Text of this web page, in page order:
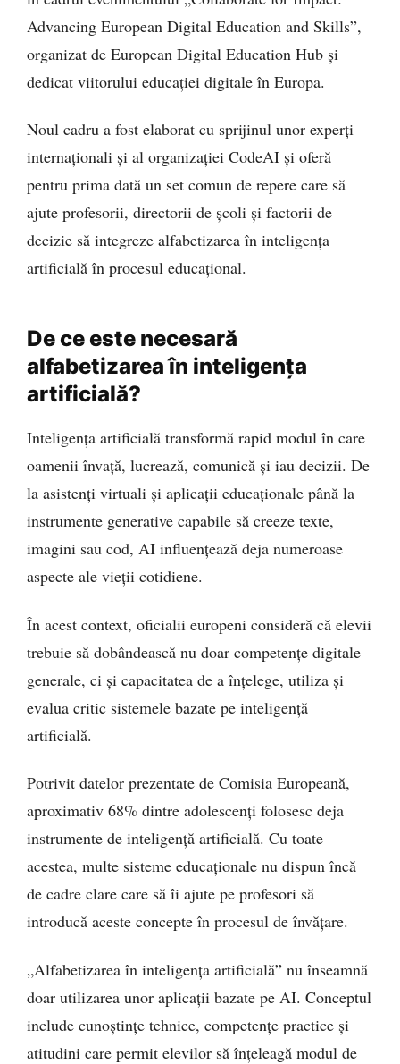
Advancing European Digital Education and Skills”,
organizat de European Digital Education Hub și
dedicat viitorului educației digitale în Europa.
Noul cadru a fost elaborat cu sprijinul unor experți
internaționali și al organizației CodeAI și oferă
pentru prima dată un set comun de repere care să
ajute profesorii, directorii de școli și factorii de
decizie să integreze alfabetizarea în inteligența
artificială în procesul educațional.
De ce este necesară
alfabetizarea în inteligența
artificială?
Inteligența artificială transformă rapid modul în care
oamenii învață, lucrează, comunică și iau decizii. De
la asistenți virtuali și aplicații educaționale până la
instrumente generative capabile să creeze texte,
imagini sau cod, AI influențează deja numeroase
aspecte ale vieții cotidiene.
În acest context, oficialii europeni consideră că elevii
trebuie să dobândească nu doar competențe digitale
generale, ci și capacitatea de a înțelege, utiliza și
evalua critic sistemele bazate pe inteligență
artificială.
Potrivit datelor prezentate de Comisia Europeană,
aproximativ 68% dintre adolescenți folosesc deja
instrumente de inteligență artificială. Cu toate
acestea, multe sisteme educaționale nu dispun încă
de cadre clare care să îi ajute pe profesori să
introducă aceste concepte în procesul de învățare.
„Alfabetizarea în inteligența artificială” nu înseamnă
doar utilizarea unor aplicații bazate pe AI. Conceptul
include cunoștințe tehnice, competențe practice și
atitudini care permit elevilor să înțeleagă modul de